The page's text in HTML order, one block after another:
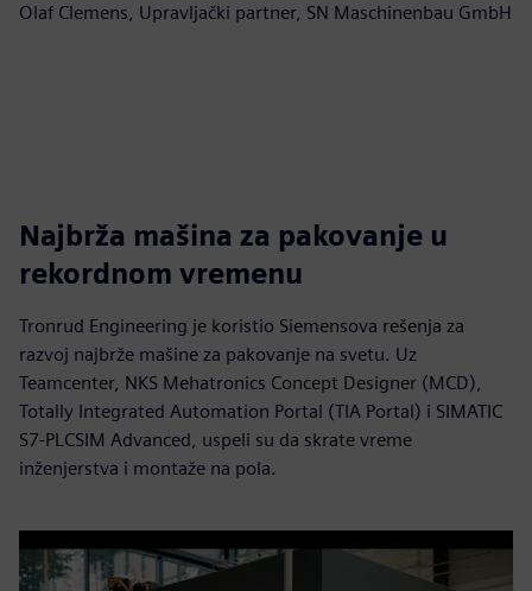
Olaf Clemens, Upravljački partner, SN Maschinenbau GmbH
Najbrža mašina za pakovanje u
rekordnom vremenu
Tronrud Engineering je koristio Siemensova rešenja za
razvoj najbrže mašine za pakovanje na svetu. Uz
Teamcenter, NKS Mehatronics Concept Designer (MCD),
Totally Integrated Automation Portal (TIA Portal) i SIMATIC
S7-PLCSIM Advanced, uspeli su da skrate vreme
inženjerstva i montaže na pola.